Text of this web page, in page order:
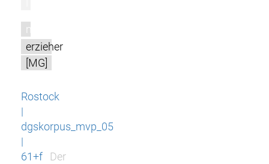
m
erzieher
[MG]
Rostock
|
dgskorpus_mvp_05
|
61+f
Der